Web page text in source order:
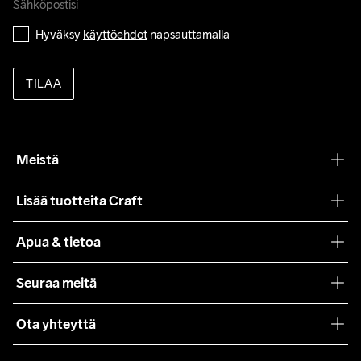
Hyväksy käyttöehdot napsauttamalla
TILAA
Meistä
Lisää tuotteita Craft
Yhteistyöt
Lehdistö
Apua & tietoa
Käyttöehdot
Asiakaspalvelu
Seuraa meitä
Ota yhteyttä